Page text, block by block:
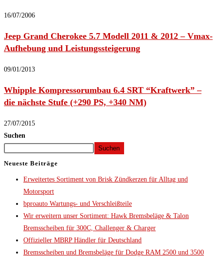
16/07/2006
Jeep Grand Cherokee 5.7 Modell 2011 & 2012 – Vmax-
Aufhebung und Leistungssteigerung
09/01/2013
Whipple Kompressorumbau 6.4 SRT “Kraftwerk” –
die nächste Stufe (+290 PS, +340 NM)
27/07/2015
Suchen
Suchen
Neueste Beiträge
Erweitertes Sortiment von Brisk Zündkerzen für Alltag und
Motorsport
bproauto Wartungs- und Verschleißteile
Wir erweitern unser Sortiment: Hawk Bremsbeläge & Talon
Bremsscheiben für 300C, Challenger & Charger
Offizieller MBRP Händler für Deutschland
Bremsscheiben und Bremsbeläge für Dodge RAM 2500 und 3500